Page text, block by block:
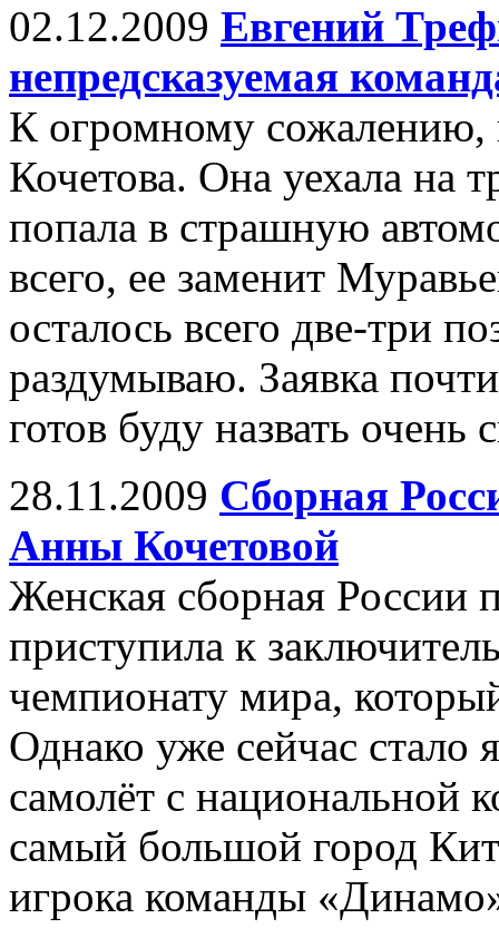
02.12.2009 Евгений
непредсказуемая
К огромному сожалению,
Кочетова. Она уехала на
попала в страшную
всего, ее заменит
осталось всего две-три
раздумываю. Заявка
готов буду назвать очень
28.11.2009 Сборная
Анны Кочетовой
Женская сборная России
приступила к
чемпионату мира,
Однако уже сейчас
самолёт с национальной
самый большой город
игрока команды